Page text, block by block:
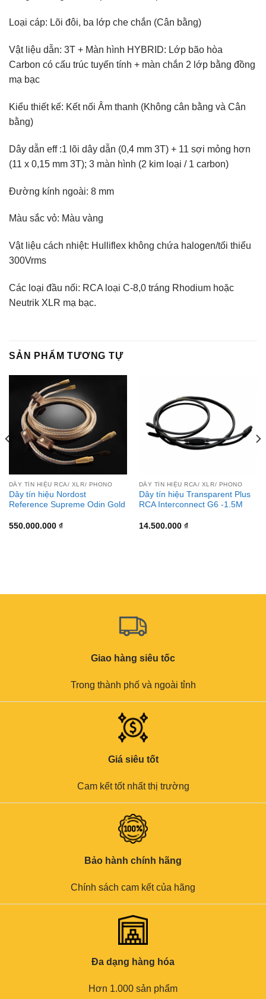
Loại cáp: Lõi đôi, ba lớp che chắn (Cân bằng)
Vật liệu dẫn: 3T + Màn hình HYBRID: Lớp bão hòa
Carbon có cấu trúc tuyến tính + màn chắn 2 lớp bằng đồng
mạ bạc
Kiểu thiết kế: Kết nối Âm thanh (Không cân bằng và Cân
bằng)
Dây dẫn eff :1 lõi dây dẫn (0,4 mm 3T) + 11 sợi mỏng hơn
(11 x 0,15 mm 3T); 3 màn hình (2 kim loại / 1 carbon)
Đường kính ngoài: 8 mm
Màu sắc vỏ: Màu vàng
Vật liệu cách nhiệt: Hulliflex không chứa halogen/tối thiểu
300Vrms
Các loại đầu nối: RCA loại C-8,0 tráng Rhodium hoặc
Neutrik XLR mạ bạc.
SẢN PHẨM TƯƠNG TỰ
DÂY TÍN HIỆU RCA/ XLR/ PHONO
Dây tín hiệu Nordost
Reference Supreme Odin Gold
550.000.000 ₫
DÂY TÍN HIỆU RCA/ XLR/ PHONO
Dây tín hiệu Transparent Plus
RCA Interconnect G6 -1.5M
14.500.000 ₫
Giao hàng siêu tốc
Trong thành phố và ngoài tỉnh
Giá siêu tốt
Cam kết tốt nhất thị trường
Bảo hành chính hãng
Chính sách cam kết của hãng
Đa dạng hàng hóa
Hơn 1.000 sản phẩm